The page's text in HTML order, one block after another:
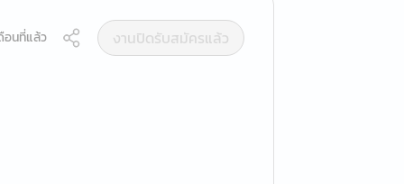
อนที่แล้ว
งานปิดรับสมัครแล้ว